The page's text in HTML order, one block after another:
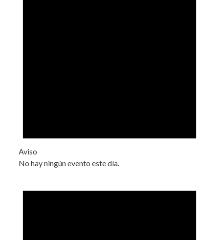
Aviso
No hay ningún evento este día.